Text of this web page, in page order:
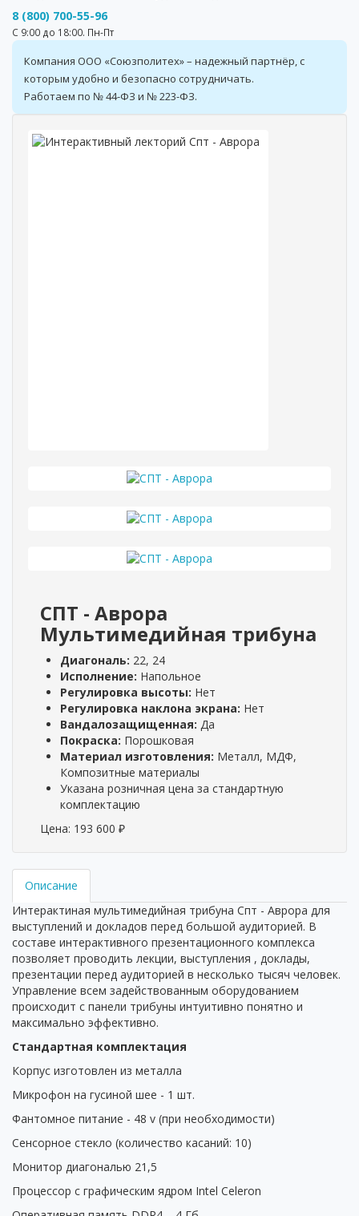
8 (800) 700-55-96
С 9:00 до 18:00. Пн-Пт
Компания ООО «Союзполитех» – надежный партнёр, с
которым удобно и безопасно сотрудничать.
Работаем по № 44-ФЗ и № 223-ФЗ.
СПТ - Аврора
Мультимедийная трибуна
Диагональ: 22, 24
Исполнение: Напольное
Регулировка высоты: Нет
Регулировка наклона экрана: Нет
Вандалозащищенная: Да
Покраска: Порошковая
Материал изготовления: Металл, МДФ,
Композитные материалы
Указана розничная цена за стандартную
комплектацию
Цена: 193 600 ₽
Описание
Интерактиная мультимедийная трибуна Спт - Аврора для
выступлений и докладов перед большой аудиторией. В
составе интерактивного презентационного комплекса
позволяет проводить лекции, выступления , доклады,
презентации перед аудиторией в несколько тысяч человек.
Управление всем задействованным оборудованием
происходит с панели трибуны интуитивно понятно и
максимально эффективно.
Стандартная комплектация
Корпус изготовлен из металла
Микрофон на гусиной шее - 1 шт.
Фантомное питание - 48 v (при необходимости)
Сенсорное стекло (количество касаний: 10)
Монитор диагональю 21,5
Процессор с графическим ядром Intel Celeron